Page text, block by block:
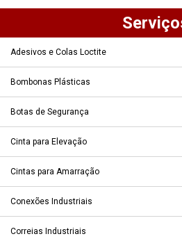
Adesivos e Colas Loctite
Bombonas Plásticas
Botas de Segurança
Cinta para Elevação
Cintas para Amarração
Conexões Industriais
Correias Industriais